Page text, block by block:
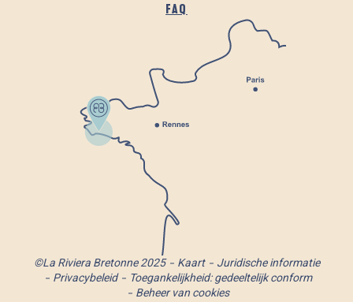
FAQ
©La Riviera Bretonne 2025 Kaart
Juridische informatie
Privacybeleid
Toegankelijkheid: gedeeltelijk conform
Beheer van cookies